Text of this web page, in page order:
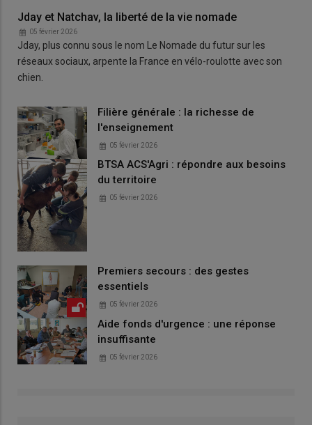
Jday et Natchav, la liberté de la vie nomade
05 février 2026
Jday, plus connu sous le nom Le Nomade du futur sur les
réseaux sociaux, arpente la France en vélo-roulotte avec son
chien.
Filière générale : la richesse de
l'enseignement
05 février 2026
BTSA ACS'Agri : répondre aux besoins
du territoire
05 février 2026
Premiers secours : des gestes
essentiels
05 février 2026
Aide fonds d'urgence : une réponse
insuffisante
05 février 2026